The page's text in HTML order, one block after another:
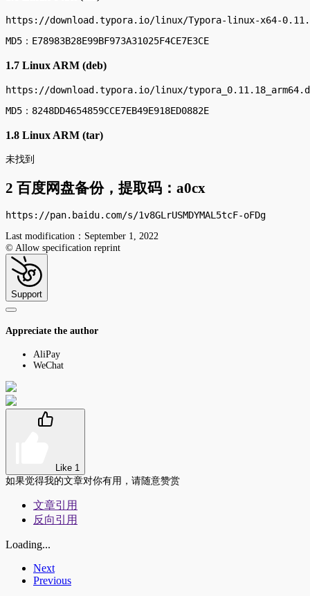
https://download.typora.io/linux/Typora-linux-x64-
MD5：E78983B28E99BF973A31025F4CE7E3CE
1.7 Linux ARM (deb)
https://download.typora.io/linux/
MD5：8248DD4654859CCE7EB49E918ED0882E
1.8 Linux ARM (tar)
未找到
2 百度网盘备份，提取码：a0cx
https://pan.baidu.com/s/1v8GLrUSMDYMAL5tcF-oFDg
Last modification：September 1, 2022
© Allow specification reprint
Support
Appreciate the author
AliPay
WeChat
Like 1
如果觉得我的文章对你有用，请随意赞赏
文章引用
反向引用
Loading...
Next
Previous